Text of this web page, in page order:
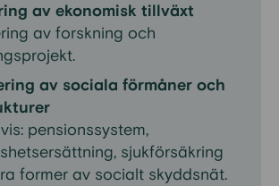
av ekonomisk tillväxt
av forskning och
av sociala förmåner och
pensionssystem,
sjukförsäkring
former av socialt skyddsnät.